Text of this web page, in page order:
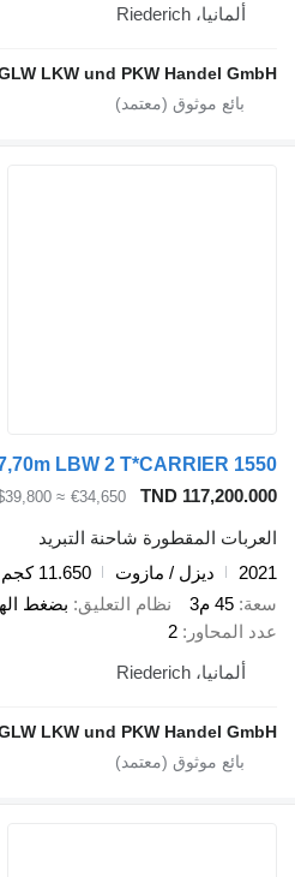
ألمانيا، Riederich
LKW und PKW Handel GmbH
TND 117,200.000
€34,650
≈ $39,800
العربات المقطورة شاحنة التبريد
2021
ديزل / مازوت
11.650 كجم
سعة 45 م3 نظام التعليق بضغط
عدد المحاور
2
ألمانيا، Riederich
LKW und PKW Handel GmbH